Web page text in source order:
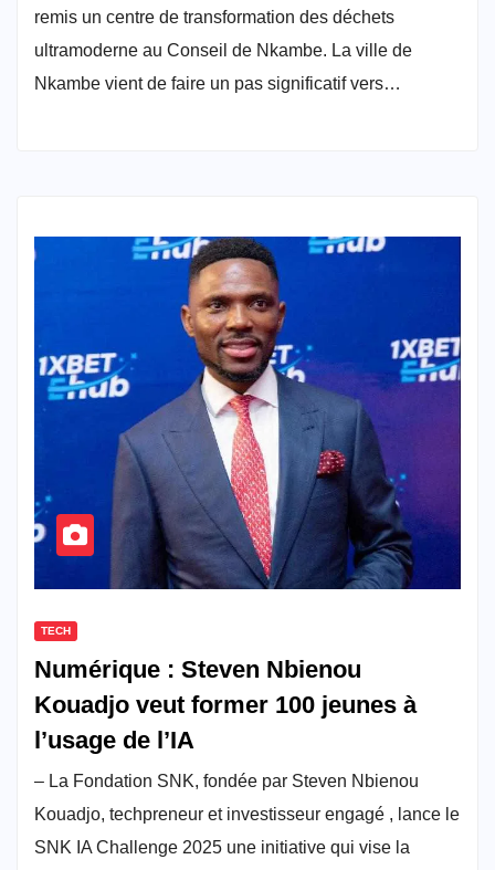
remis un centre de transformation des déchets
ultramoderne au Conseil de Nkambe. La ville de
Nkambe vient de faire un pas significatif vers…
TECH
Numérique : Steven Nbienou
Kouadjo veut former 100 jeunes à
l’usage de l’IA
– La Fondation SNK, fondée par Steven Nbienou
Kouadjo, techpreneur et investisseur engagé , lance le
SNK IA Challenge 2025 une initiative qui vise la